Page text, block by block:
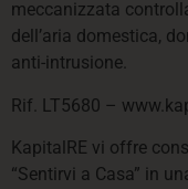
meccanizzata
dell’aria domestica,
anti-intrusione.
Rif. LT5680 –
KapitalRE vi offre
“Sentirvi a Casa” in